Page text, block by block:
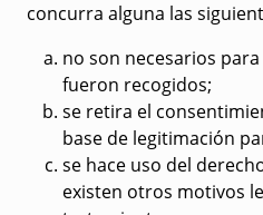
concurra alguna las
no son necesarios
fueron recogidos;
se retira el
base de legitimación
se hace uso del
existen otros motivos